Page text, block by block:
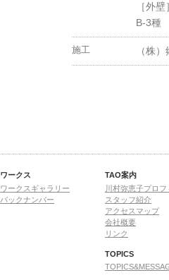
［外
B-3種
施工 （株
ワークス
ワークスギャラリー
バックナンバー
TAO案内
川村弥恵子プロ
スタッフ紹介
アクセスマップ
会社概要
リンク
TOPICS